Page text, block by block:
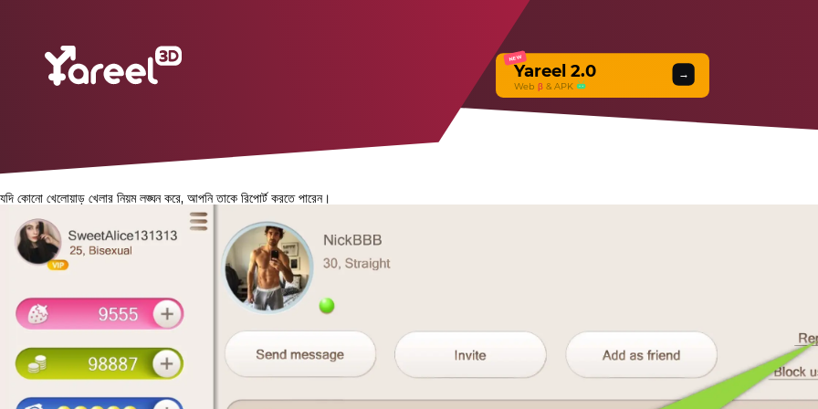
NEW
Yareel 2.0
Web β & APK
→
যদি কোনো খেলোয়াড় খেলার নিয়ম লঙ্ঘন করে, আপনি তাকে রিপোর্ট করতে পারেন।